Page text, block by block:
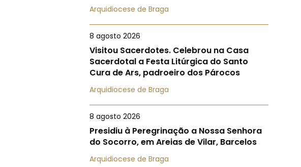
Arquidiocese de Braga
8 agosto 2026
Visitou Sacerdotes. Celebrou na Casa
Sacerdotal a Festa Litúrgica do Santo
Cura de Ars, padroeiro dos Párocos
Arquidiocese de Braga
8 agosto 2026
Presidiu à Peregrinação a Nossa Senhora
do Socorro, em Areias de Vilar, Barcelos
Arquidiocese de Braga